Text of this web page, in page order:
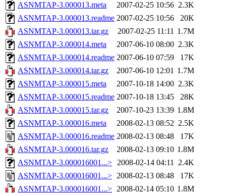
ASNMTAP-3.000013.meta
2007-02-25 10:56 2.3K
ASNMTAP-3.000013.readme 2007-02-25 10:56
20K
ASNMTAP-3.000013.tar.gz
2007-02-25 11:11 1.7M
ASNMTAP-3.000014.meta
2007-06-10 08:00 2.3K
ASNMTAP-3.000014.readme 2007-06-10 07:59
17K
ASNMTAP-3.000014.tar.gz
2007-06-10 12:01 1.7M
ASNMTAP-3.000015.meta
2007-10-18 14:00 2.3K
ASNMTAP-3.000015.readme 2007-10-18 13:45
28K
ASNMTAP-3.000015.tar.gz
2007-10-23 13:39 1.8M
ASNMTAP-3.000016.meta
2008-02-13 08:52 2.5K
ASNMTAP-3.000016.readme 2008-02-13 08:48
17K
ASNMTAP-3.000016.tar.gz
2008-02-13 09:10 1.8M
ASNMTAP-3.000016001...> 2008-02-14 04:11 2.4K
ASNMTAP-3.000016001...> 2008-02-13 08:48
17K
ASNMTAP-3.000016001...> 2008-02-14 05:10 1.8M